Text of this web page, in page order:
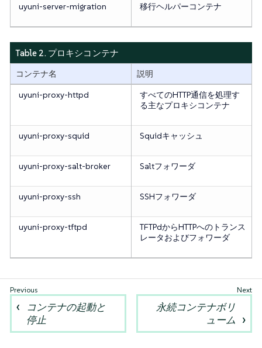
uyuni-server-migration 移行ヘルパーコンテナ
Table 2. プロキシコンテナ
コンテナ名
説明
uyuni-proxy-httpd
すべてのHTTP通信を処理す
る主なプロキシコンテナ
uyuni-proxy-squid Squidキャッシュ
uyuni-proxy-salt-broker Saltフォワーダ
uyuni-proxy-ssh SSHフォワーダ
uyuni-proxy-tftpd
TFTPdからHTTPへのトランス
レータおよびフォワーダ
コンテナの起動と
停止
永続コンテナボリ
ューム